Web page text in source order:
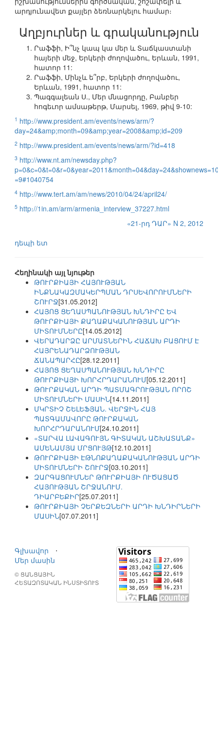
արդյունավետ քայլեր ձեռնարկելու համար։
Աղբյուրներ և գրականություն
Րաֆֆի, Ի՞նչ կապ կա մեր և Տաճկաստանի
հայերի մեջ, Երկերի ժողովածու, Երևան, 1991,
հատոր 11:
Րաֆֆի, Մինչև ե՞րբ, Երկերի ժողովածու,
Երևան, 1991, հատոր 11:
Պագգալեան Ս., Մեր մնացորդը, Բանբեր
հոգեւոր ամսաթերթ, Մարսել, 1969, թիվ 9-10:
1 http։//www.president.am/events/news/arm/?
day=24&amp;month=09&amp;year=2008&amp;id=209
2 http։//www.president.am/events/news/arm/?id=418
3 http://www.nt.am/newsday.php?
=9#1040754
4 http։//www.tert.am/am/news/2010/04/24/april24/
5 http։//1in.am/arm/armenia_interview_37227.html
«21-րդ ԴԱՐ» N 2, 2012
դեպի ետ
Հեղինակի այլ նյութեր
ԹՈՒՐՔԻԱՅԻ ՀԱՅՈՒԹՅԱՆ
ԻՆՔՆԱԿԱԶՄԱԿԵՐՊՄԱՆ ԴՐՍԵՎՈՐՈՒՄՆԵՐԻ
ՇՈՒՐՋ[31.05.2012]
ՀԱՅՈՑ ՑԵՂԱՍՊԱՆՈՒԹՅԱՆ ԽՆԴԻՐԸ ԵՎ
ԹՈՒՐՔԻԱՅԻ ՔԱՂԱՔԱԿԱՆՈՒԹՅԱՆ ԱՐԴԻ
ՄԻՏՈՒՄՆԵՐԸ[14.05.2012]
ՎԵՐԱԴԱՐՁԸ ԱՐՄԱՏՆԵՐԻՆ ՀԱՃԱԽ ԲԱՑՈՒՄ Է
ՀԱՅՐԵՆԱԴԱՐՁՈՒԹՅԱՆ
ՃԱՆԱՊԱՐՀԸ[28.12.2011]
ՀԱՅՈՑ ՑԵՂԱՍՊԱՆՈՒԹՅԱՆ ԽՆԴԻՐԸ
ԹՈՒՐՔԻԱՅԻ ԽՈՐՀՐԴԱՐԱՆՈՒՄ[05.12.2011]
ԹՈՒՐՔԱԿԱՆ ԱՐԴԻ ՊԱՏՄԱԳՐՈՒԹՅԱՆ ՈՐՈՇ
ՄԻՏՈՒՄՆԵՐԻ ՄԱՍԻՆ[14.11.2011]
ՄԿՐՏԻՉ ՇԵԼԵՖՅԱՆ. ՎԵՐՋԻՆ ՀԱՅ
ՊԱՏԳԱՄԱՎՈՐԸ ԹՈՒՐՔԱԿԱՆ
ԽՈՐՀՐԴԱՐԱՆՈՒՄ[24.10.2011]
«ՏԱՐՎԱ ԼԱՎԱԳՈՒՅՆ ԳԻՏԱԿԱՆ ԱՇԽԱՏԱՆՔ»
ԱՄԵՆԱՄՅԱ ՄՐՑՈՒՅԹ[12.10.2011]
ԹՈՒՐՔԻԱՅԻ ԷԹՆՈՔԱՂԱՔԱԿԱՆՈՒԹՅԱՆ ԱՐԴԻ
ՄԻՏՈՒՄՆԵՐԻ ՇՈՒՐՋ[03.10.2011]
ԶԱՐԳԱՑՈՒՄՆԵՐ ԹՈՒՐՔԻԱՅԻ ՈՒԾԱՑԱԾ
ՀԱՅՈՒԹՅԱՆ ՇՐՋԱՆՈՒՄ.
ԴԻԱՐԲԵՔԻՐ[25.07.2011]
ԹՈՒՐՔԻԱՅԻ ՉԵՐՔԵԶՆԵՐԻ ԱՐԴԻ ԽՆԴԻՐՆԵՐԻ
ՄԱՍԻՆ[07.07.2011]
Գլխավոր
⋅
Մեր մասին
© ՑԱՆՑԱՅԻՆ
ՀԵՏԱԶՈՏԱԿԱՆ ԻՆՍՏԻՏՈՒՏ